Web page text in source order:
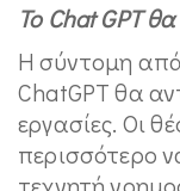
Το Chat GPT
Η σύντομη
ChatGPT θα
εργασίες. Οι
περισσότερο